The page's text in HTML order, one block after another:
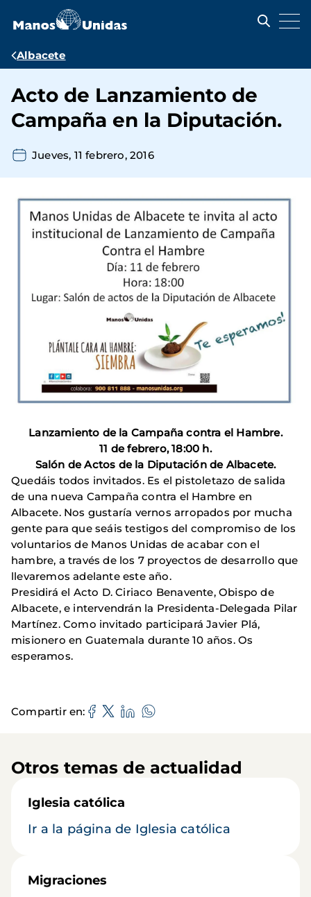
contenido
Ruta
navegación
Albacete
Acto de Lanzamiento de
Campaña en la Diputación.
Jueves, 11 febrero, 2016
Lanzamiento de la Campaña contra el Hambre.
11 de febrero, 18:00 h.
Salón de Actos de la Diputación de Albacete.
Quedáis todos invitados. Es el pistoletazo de salida
de una nueva Campaña contra el Hambre en
Albacete. Nos gustaría vernos arropados por mucha
gente para que seáis testigos del compromiso de los
voluntarios de Manos Unidas de acabar con el
hambre, a través de los 7 proyectos de desarrollo que
llevaremos adelante este año.
Presidirá el Acto D. Ciriaco Benavente, Obispo de
Albacete, e intervendrán la Presidenta-Delegada Pilar
Martínez. Como invitado participará Javier Plá,
misionero en Guatemala durante 10 años. Os
esperamos.
Compartir en
Otros temas de actualidad
Iglesia católica
Ir a la página de Iglesia católica
Migraciones